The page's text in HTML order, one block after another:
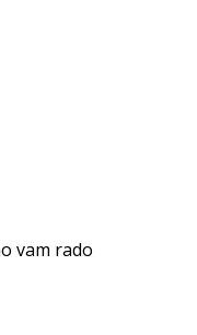
vam rado